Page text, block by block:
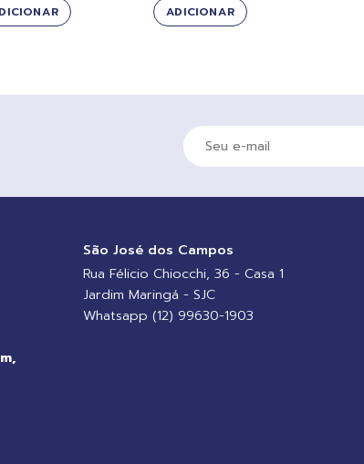
ADICIONAR
São José dos Campos
Rua Félicio Chiocchi, 36 - Casa 1
Jardim Maringá - SJC
Whatsapp (12) 99630-1903